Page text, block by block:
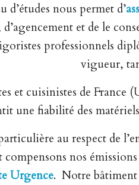
nous permet d’
et de le
professionnels
vigueur,
et cuisinistes de France
une fiabilité des
au respect de
compensons nos
Urgence. Notre